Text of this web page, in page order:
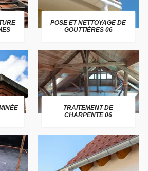
POSE ET NETTOYAGE DE
GOUTTIÈRES 06
TRAITEMENT DE
CHARPENTE 06